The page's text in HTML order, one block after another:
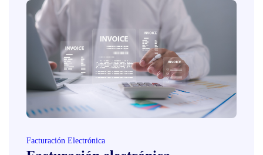
Facturación Electrónica